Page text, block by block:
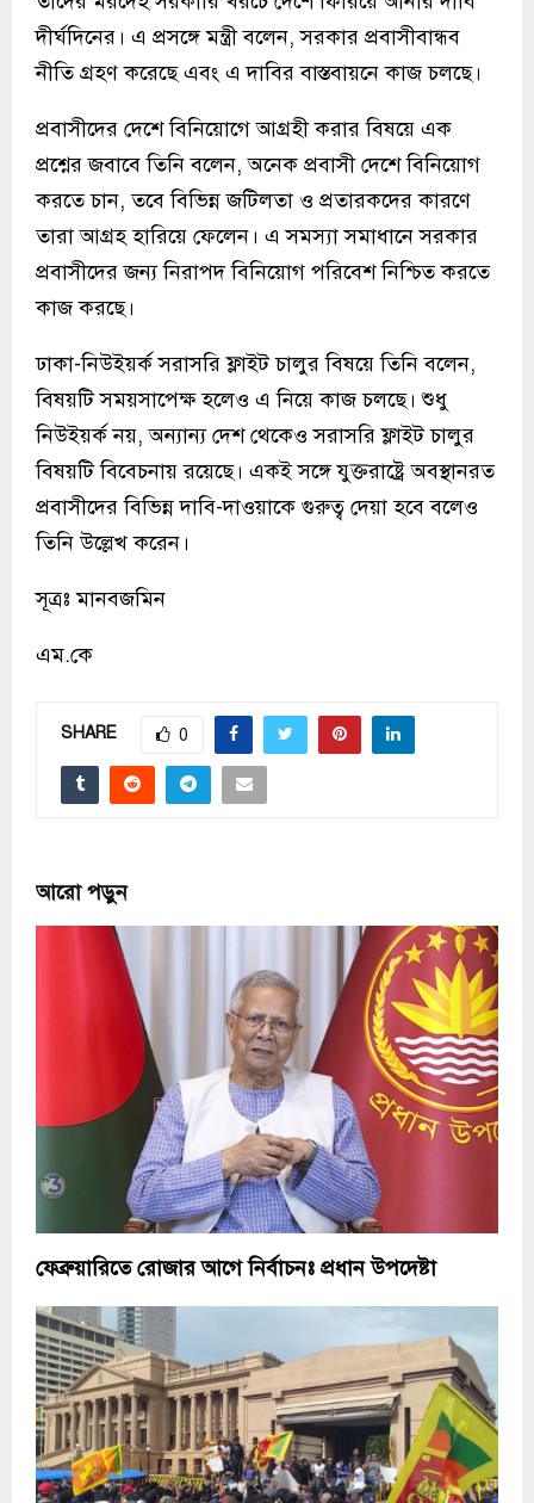
দীর্ঘদিনের। এ প্রসঙ্গে মন্ত্রী বলেন, সরকার প্রবাসীবান্ধব
নীতি গ্রহণ করেছে এবং এ দাবির বাস্তবায়নে কাজ চলছে।
প্রবাসীদের দেশে বিনিয়োগে আগ্রহী করার বিষয়ে এক
প্রশ্নের জবাবে তিনি বলেন, অনেক প্রবাসী দেশে বিনিয়োগ
করতে চান, তবে বিভিন্ন জটিলতা ও প্রতারকদের কারণে
তারা আগ্রহ হারিয়ে ফেলেন। এ সমস্যা সমাধানে সরকার
প্রবাসীদের জন্য নিরাপদ বিনিয়োগ পরিবেশ নিশ্চিত করতে
কাজ করছে।
ঢাকা-নিউইয়র্ক সরাসরি ফ্লাইট চালুর বিষয়ে তিনি বলেন,
বিষয়টি সময়সাপেক্ষ হলেও এ নিয়ে কাজ চলছে। শুধু
নিউইয়র্ক নয়, অন্যান্য দেশ থেকেও সরাসরি ফ্লাইট চালুর
বিষয়টি বিবেচনায় রয়েছে। একই সঙ্গে যুক্তরাষ্ট্রে অবস্থানরত
প্রবাসীদের বিভিন্ন দাবি-দাওয়াকে গুরুত্ব দেয়া হবে বলেও
তিনি উল্লেখ করেন।
সূত্রঃ মানবজমিন
এম.কে
SHARE 0
আরো পড়ুন
ফেব্রুয়ারিতে রোজার আগে নির্বাচনঃ প্রধান উপদেষ্টা